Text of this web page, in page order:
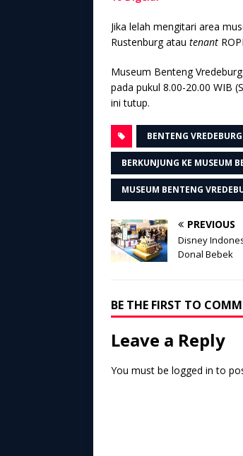
Jika lelah mengitari area
Rustenburg atau tenant
Museum Benteng
pada pukul 8.00-20.00 WIB
ini tutup.
BENTENG VREDEBURG
BERKUNJUNG KE MUSEUM
MUSEUM BENTENG
PREVIOUS
Disney
Donal Bebek
BE THE FIRST TO
Leave a Reply
You must be logged in to